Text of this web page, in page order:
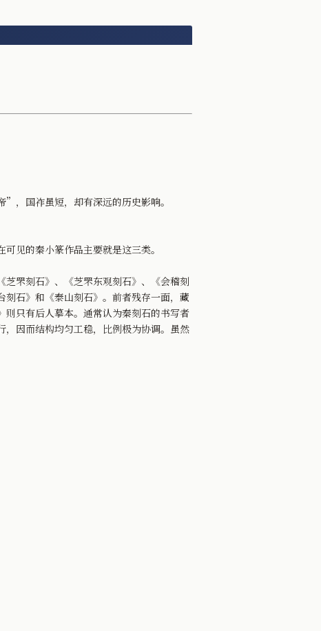
国祚虽短，却有深远的历史影响。
可见的秦小篆作品主要就是这三类。
罘刻石》、《芝罘东观刻石》、《会稽刻
石》和《泰山刻石》。前者残存一面，藏
只有后人摹本。通常认为秦刻石的书写者
因而结构均匀工稳，比例极为协调。虽然